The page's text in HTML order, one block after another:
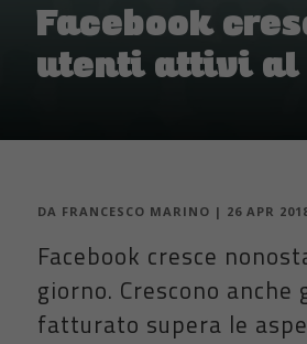
Facebook
utenti attivi al
DA FRANCESCO MARINO | 26 APR
Facebook cresce
giorno. Crescono
fatturato supera le